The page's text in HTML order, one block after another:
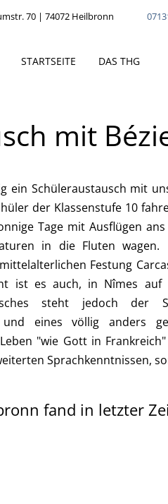
70 | 74072 Heilbronn
STARTSEITE DAS THG
mit
ein Schüleraustausch mit
der Klassenstufe 10
Tage mit Ausflügen
in die Fluten
Festung
ist es auch, in Nîmes
steht jedoch der
und eines völlig anders
"wie Gott in
Sprachkenntnissen,
fand in letzter